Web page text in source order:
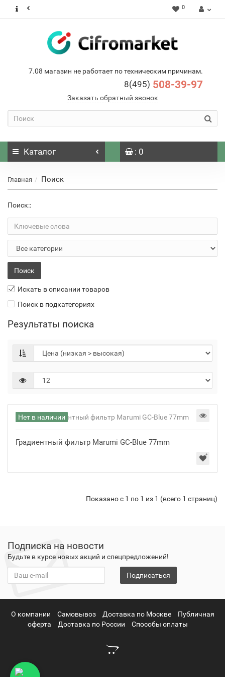
0
7.08 магазин не работает по техническим причинам.
8(495) 508-39-97
Заказать обратный звонок
Каталог : 0
Главная Поиск
Поиск::
Искать в описании товаров
Поиск в подкатегориях
Результаты поиска
Нет в наличии
Градиентный фильтр Marumi GC-Blue 77mm
Показано с 1 по 1 из 1 (всего 1 страниц)
Подписка на новости
Будьте в курсе новых акций и спецпредложений!
Подписаться
О компании Самовывоз Доставка по Москве
Публичная
оферта
Доставка по России Способы оплаты